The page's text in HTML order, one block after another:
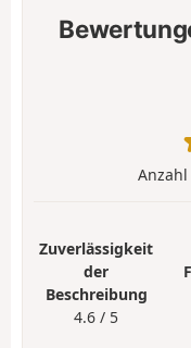
Zuverlässigkeit
der
Beschreibung
4.6 / 5